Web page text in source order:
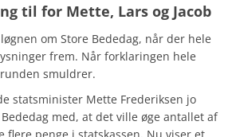
til for Mette, Lars og Jacob
om Store Bededag, når der hele
frem. Når forklaringen hele
smuldrer.
statsminister Mette Frederiksen jo
med, at det ville øge antallet af